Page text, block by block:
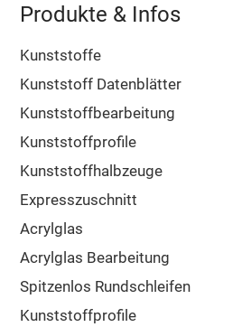
Produkte & Infos
Kunststoffe
Kunststoff Datenblätter
Kunststoffbearbeitung
Kunststoffprofile
Kunststoffhalbzeuge
Expresszuschnitt
Acrylglas
Acrylglas Bearbeitung
Spitzenlos Rundschleifen
Kunststoffprofile